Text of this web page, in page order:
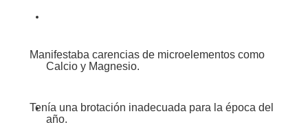
Manifestaba carencias de microelementos como
Calcio y Magnesio.
Tenía una brotación inadecuada para la época del
año.